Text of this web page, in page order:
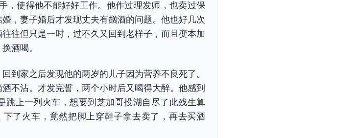
，使得他不能好好工作。他作过理发师，也卖过保
，妻子婚后才发现丈夫有酗酒的问题。他也好几次
往但只是一时，过不久又回到老样子，而且变本加
酒喝。
到家之后发现他的两岁的儿子因为营养不良死了。
不沾。才发完誓，两个小时后又喝得大醉。他感到
跳上一列火车，想要到芝加哥投湖自尽了此残生算
下了火车，竟然把脚上穿鞋子拿去卖了，再去买酒